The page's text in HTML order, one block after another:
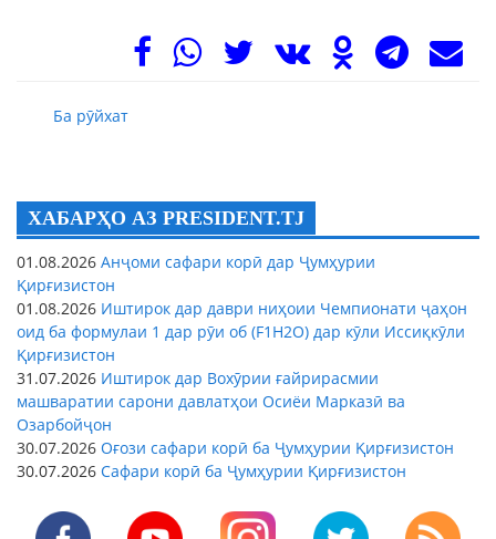
Ба рӯйхат
ХАБАРҲО АЗ PRESIDENT.TJ
01.08.2026 Анҷоми сафари корӣ дар Ҷумҳурии
Қирғизистон
01.08.2026 Иштирок дар даври ниҳоии Чемпионати ҷаҳон
оид ба формулаи 1 дар рӯи об (F1H2O) дар кӯли Иссиқкӯли
Қирғизистон
31.07.2026 Иштирок дар Вохӯрии ғайрирасмии
машваратии сарони давлатҳои Осиёи Марказӣ ва
Озарбойҷон
30.07.2026 Оғози сафари корӣ ба Ҷумҳурии Қирғизистон
30.07.2026 Сафари корӣ ба Ҷумҳурии Қирғизистон